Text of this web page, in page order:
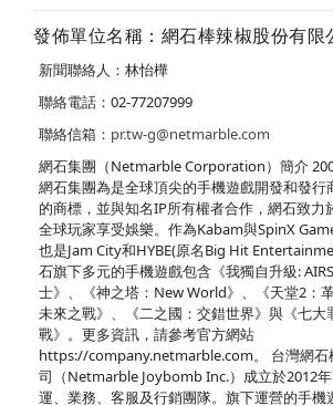
發佈單位名稱：網石棒辣椒股份有限
新聞聯絡人：林怡樺
聯絡電話：02-77207999
聯絡信箱： pr.tw-g@netmarble.com
網石集團（Netmarble Corporation）簡介
網石集團為是全球頂尖的手機遊戲開發和發行
的商標，並與知名IP所有權者合作，網石致力
全球玩家享受娛樂。作為Kabam與SpinX
也是Jam City和HYBE(原名Big Hit
石旗下多元的手機遊戲包含《我獨自升級:
士》、《神之塔：New World》、《天堂2：
未來之戰》、《二之國：交錯世界》與《七大
戰》。更多資訊，請參考官方網站
https://company.netmarble.com。 台灣網石
司（Netmarble Joybomb Inc.）成立於2012
運、業務、客服及行銷團隊。旗下運營的手機